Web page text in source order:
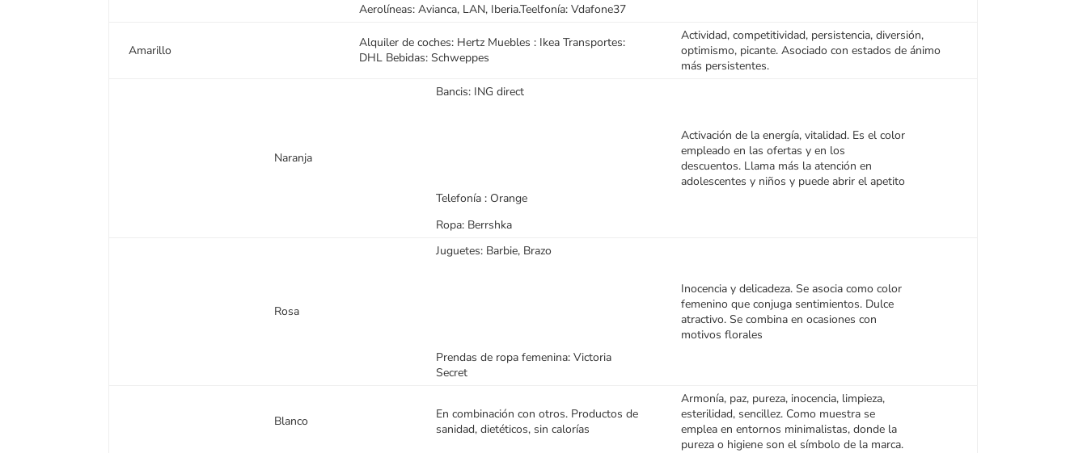
Aerolíneas: Avianca, LAN, Iberia.Teelfonía: Vdafone37
Amarillo
Alquiler de coches: Hertz Muebles : Ikea Transportes:
DHL Bebidas: Schweppes
Actividad, competitividad, persistencia, diversión,
optimismo, picante. Asociado con estados de ánimo
más persistentes.
Naranja
Bancis: ING direct
Telefonía : Orange
Ropa: Berrshka
Activación de la energía, vitalidad. Es el color
empleado en las ofertas y en los
descuentos. Llama más la atención en
adolescentes y niños y puede abrir el apetito
Rosa
Juguetes: Barbie, Brazo
Prendas de ropa femenina: Victoria
Secret
Inocencia y delicadeza. Se asocia como color
femenino que conjuga sentimientos. Dulce
atractivo. Se combina en ocasiones con
motivos florales
Blanco
En combinación con otros. Productos de
sanidad, dietéticos, sin calorías
Armonía, paz, pureza, inocencia, limpieza,
esterilidad, sencillez. Como muestra se
emplea en entornos minimalistas, donde la
pureza o higiene son el símbolo de la marca.